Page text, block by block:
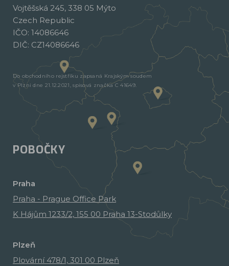
Vojtěšská 245, 338 05 Mýto
Czech Republic
IČO: 14086646
DIČ: CZ14086646
Do obchodního rejstříku zapsaná Krajským soudem
v Plzni dne 21.12.2021, spisová značka C 41649.
POBOČKY
Praha
Praha - Prague Office Park
K Hájům 1233/2, 155 00 Praha 13-Stodůlky
Plzeň
Plovární 478/1, 301 00 Plzeň